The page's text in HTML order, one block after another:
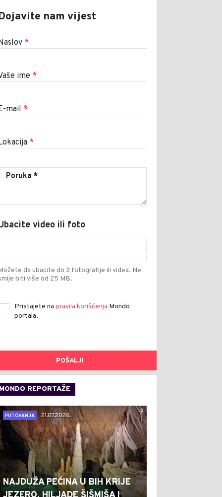
nam vijest
*
ime *
mail *
*
video ili foto
da ubacite do 3 fotografije ili videa. Ne
biti više od 25 MB.
Pristajete na pravila korišćenja Mondo
portala.
POŠALJI
MONDO REPORTAŽE
0
PUTOVANJA
21.07.2026.
NAJDUŽA PEĆINA U BIH KRIJE